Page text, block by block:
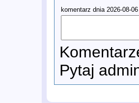
komentarz dnia 2026-08-
Pytaj